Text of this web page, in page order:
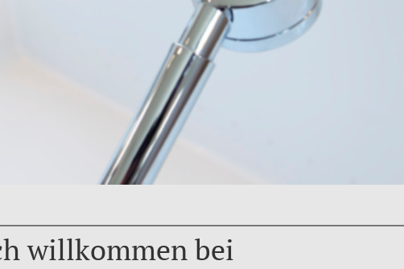
willkommen bei